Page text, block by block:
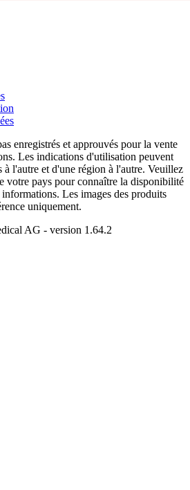
enregistrés et approuvés pour la vente
Les indications d'utilisation peuvent
à l'autre et d'une région à l'autre. Veuillez
votre pays pour connaître la disponibilité
Les images des produits
uniquement.
AG - version 1.64.2